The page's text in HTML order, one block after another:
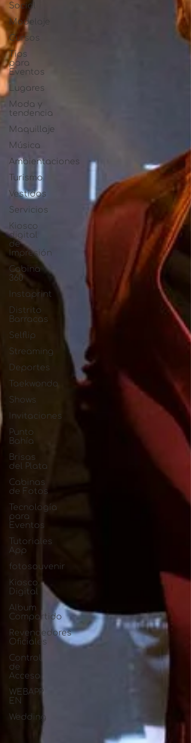
Social
Modelaje
Cursos
Tips
para
Eventos
Lugares
Moda y
tendencia
Maquillaje
Música
Ambientaciones
Turismo
Vestidos
Servicios
Kiosco
digital
de
Impresión
Cabina
360
Instaprint
Distrito
Barracas
Selflip
Streaming
Deportes
Taekwondo
Shows
Invitaciones
Punto
Bahía
Brisas
del Plata
Cabinas
de Fotos
Tecnología
para
Eventos
Tutoriales
App
fotosouvenir
Kiosco
Digital
Album
Compartido
Revendedores
Oficiales
Control
de
Acceso
WEBAPP
EN
Wedding